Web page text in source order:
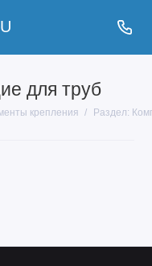
для труб
крепления Раздел: